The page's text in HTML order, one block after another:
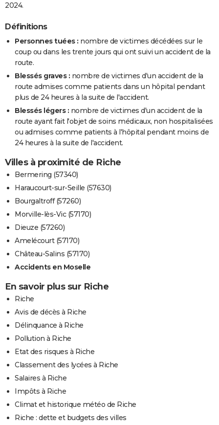
2024.
Définitions
Personnes tuées : nombre de victimes décédées sur le
coup ou dans les trente jours qui ont suivi un accident de la
route.
Blessés graves : nombre de victimes d'un accident de la
route admises comme patients dans un hôpital pendant
plus de 24 heures à la suite de l'accident.
Blessés légers : nombre de victimes d'un accident de la
route ayant fait l'objet de soins médicaux, non hospitalisées
ou admises comme patients à l'hôpital pendant moins de
24 heures à la suite de l'accident.
Villes à proximité de Riche
Bermering (57340)
Haraucourt-sur-Seille (57630)
Bourgaltroff (57260)
Morville-lès-Vic (57170)
Dieuze (57260)
Amelécourt (57170)
Château-Salins (57170)
Accidents en Moselle
En savoir plus sur Riche
Riche
Avis de décès à Riche
Délinquance à Riche
Pollution à Riche
Etat des risques à Riche
Classement des lycées à Riche
Salaires à Riche
Impôts à Riche
Climat et historique météo de Riche
Riche : dette et budgets des villes